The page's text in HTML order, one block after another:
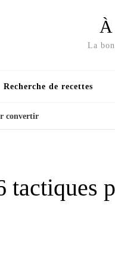
La
Recherche de recettes
convertir
tactiques